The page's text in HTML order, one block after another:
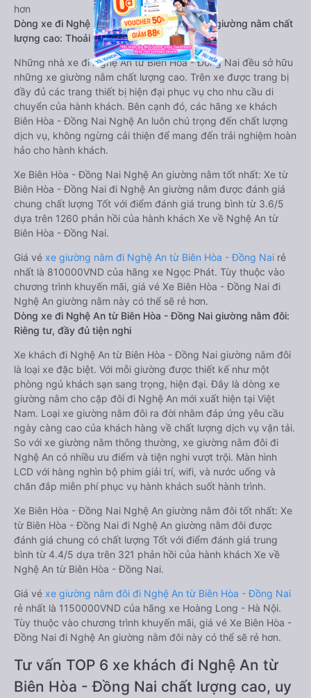
hơn
Dòng xe đi Nghệ An từ Biên Hòa - Đồng Nai giường nằm chất
lượng cao: Thoải mái, giá cả tốt nhất
Những nhà xe đi Nghệ An từ Biên Hòa - Đồng Nai đều sở hữu
những xe giường nằm chất lượng cao. Trên xe được trang bị
đầy đủ các trang thiết bị hiện đại phục vụ cho nhu cầu di
chuyển của hành khách. Bên cạnh đó, các hãng xe khách
Biên Hòa - Đồng Nai Nghệ An luôn chú trọng đến chất lượng
dịch vụ, không ngừng cải thiện để mang đến trải nghiệm hoàn
hảo cho hành khách.
Xe Biên Hòa - Đồng Nai Nghệ An giường nằm tốt nhất: Xe từ
Biên Hòa - Đồng Nai đi Nghệ An giường nằm được đánh giá
chung chất lượng Tốt với điểm đánh giá trung bình từ 3.6/5
dựa trên 1260 phản hồi của hành khách Xe về Nghệ An từ
Biên Hòa - Đồng Nai.
Giá vé xe giường nằm đi Nghệ An từ Biên Hòa - Đồng Nai rẻ
nhất là 810000VND của hãng xe Ngọc Phát. Tùy thuộc vào
chương trình khuyến mãi, giá vé Xe Biên Hòa - Đồng Nai đi
Nghệ An giường nằm này có thể sẽ rẻ hơn.
Dòng xe đi Nghệ An từ Biên Hòa - Đồng Nai giường nằm đôi:
Riêng tư, đầy đủ tiện nghi
Xe khách đi Nghệ An từ Biên Hòa - Đồng Nai giường nằm đôi
là loại xe đặc biệt. Với mỗi giường được thiết kế như một
phòng ngủ khách sạn sang trọng, hiện đại. Đây là dòng xe
giường nằm cho cặp đôi đi Nghệ An mới xuất hiện tại Việt
Nam. Loại xe giường nằm đôi ra đời nhằm đáp ứng yêu cầu
ngày càng cao của khách hàng về chất lượng dịch vụ vận tải.
So với xe giường nằm thông thường, xe giường nằm đôi đi
Nghệ An có nhiều ưu điểm và tiện nghi vượt trội. Màn hình
LCD với hàng nghìn bộ phim giải trí, wifi, và nước uống và
chăn đắp miễn phí phục vụ hành khách suốt hành trình.
Xe Biên Hòa - Đồng Nai Nghệ An giường nằm đôi tốt nhất: Xe
từ Biên Hòa - Đồng Nai đi Nghệ An giường nằm đôi được
đánh giá chung có chất lượng Tốt với điểm đánh giá trung
bình từ 4.4/5 dựa trên 321 phản hồi của hành khách Xe về
Nghệ An từ Biên Hòa - Đồng Nai.
Giá vé xe giường nằm đôi đi Nghệ An từ Biên Hòa - Đồng Nai
rẻ nhất là 1150000VND của hãng xe Hoàng Long - Hà Nội.
Tùy thuộc vào chương trình khuyến mãi, giá vé Xe Biên Hòa -
Đồng Nai đi Nghệ An giường nằm đôi này có thể sẽ rẻ hơn.
Tư vấn TOP 6 xe khách đi Nghệ An từ
Biên Hòa - Đồng Nai chất lượng cao, uy